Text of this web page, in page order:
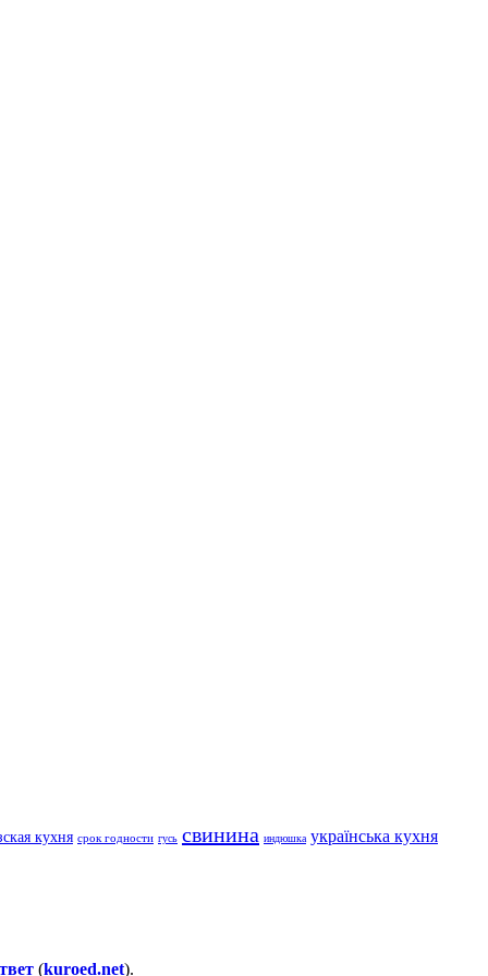
кухня срок годности гусь свинина индюшка українська кухня
(kuroed.net).